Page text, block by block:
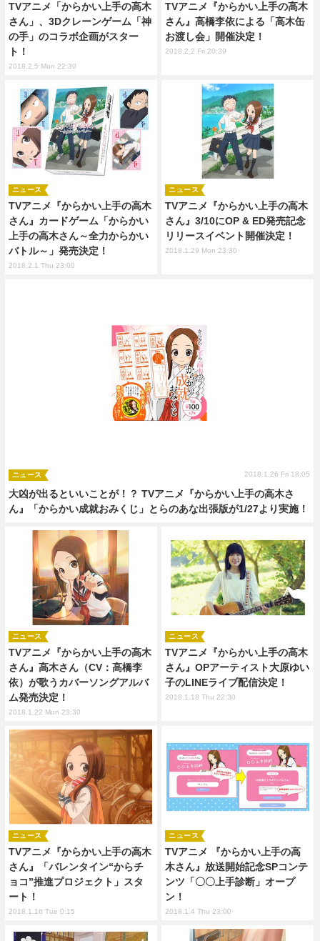
TVアニメ「からかい上手の高木
さん」、3Dクレーンゲーム「神
の手」のコラボ企画がスター
ト！
2018.2.5 Mon 22:30
TVアニメ『からかい上手の高木
さん』高橋李依による「高木缶
お渡し会」開催決定！
2018.2.2 Fri 20:39
TVアニメ『からかい上手の高木
さん』カードゲーム「からかい
上手の高木さん～全力からかい
バトル～」発売決定！
ニュース
2018.2.1 Thu 23:00
TVアニメ『からかい上手の高木
さん』3/10にOP & ED発売記念
リリースイベント開催決定！
ニュース
2018.1.29 Mon 23:30
大凶が出るといいことが！？ TVアニメ『からかい上手の高木さ
ん』「からかい成就おみくじ」とらのあな出張版が1/27より実施！
ニュース 2018.1.26 Fri 18:05
TVアニメ『からかい上手の高木
さん』高木さん（CV：高橋李
依）が歌うカバーソングアルバ
ム発売決定！
ニュース
2018.1.22 Mon 23:30
TVアニメ『からかい上手の高木
さん』OPアーティスト大原ゆい
子のLINEライブ配信決定！
ニュース
2018.1.18 Thu 22:30
TVアニメ『からかい上手の高木
さん』「バレンタイン“からチ
ョコ”推進プロジェクト」スタ
ート！
ニュース
2018.1.16 Tue 0:15
TVアニメ 『からかい上手の高
木さん』放送開始記念SPコンテ
ンツ「〇〇上手診断」オープ
ン！
ニュース
2018.1.4 Thu 23:00